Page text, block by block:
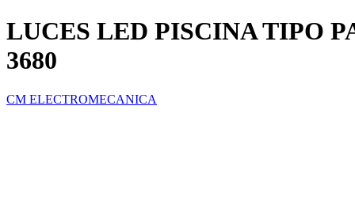
LUCES LED PISCINA TIPO
3680
CM ELECTROMECANICA